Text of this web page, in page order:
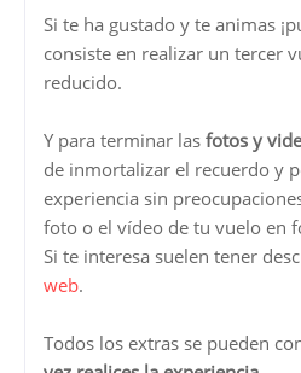
Si te ha gustado y te animas
consiste en realizar un tercer
reducido.
Y para terminar las fotos y
de inmortalizar el recuerdo y
experiencia sin
foto o el vídeo de tu vuelo en
Si te interesa suelen tener
web.
Todos los extras se pueden